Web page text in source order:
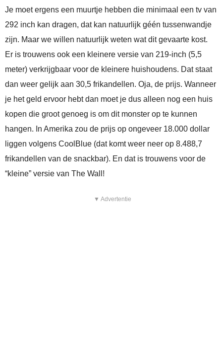
Je moet ergens een muurtje hebben die minimaal een tv van
292 inch kan dragen, dat kan natuurlijk géén tussenwandje
zijn. Maar we willen natuurlijk weten wat dit gevaarte kost.
Er is trouwens ook een kleinere versie van 219-inch (5,5
meter) verkrijgbaar voor de kleinere huishoudens. Dat staat
dan weer gelijk aan 30,5 frikandellen. Oja, de prijs. Wanneer
je het geld ervoor hebt dan moet je dus alleen nog een huis
kopen die groot genoeg is om dit monster op te kunnen
hangen. In Amerika zou de prijs op ongeveer 18.000 dollar
liggen volgens CoolBlue (dat komt weer neer op 8.488,7
frikandellen van de snackbar). En dat is trouwens voor de
“kleine” versie van The Wall!
▼ Advertentie